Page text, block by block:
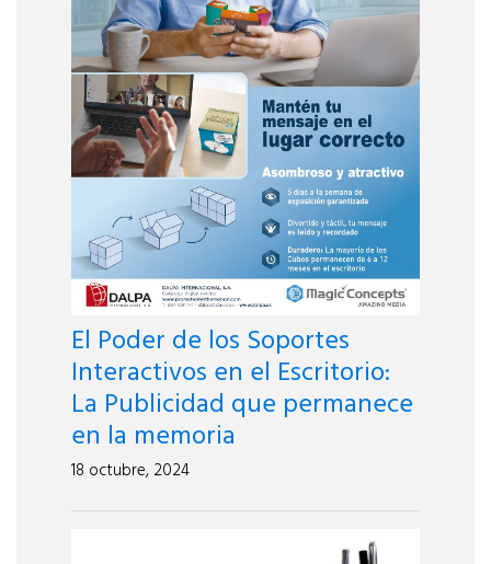
El Poder de los Soportes
Interactivos en el Escritorio:
La Publicidad que permanece
en la memoria
18 octubre, 2024